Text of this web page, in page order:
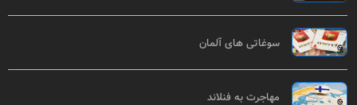
سوغاتی های آلمان
مهاجرت به فنلاند